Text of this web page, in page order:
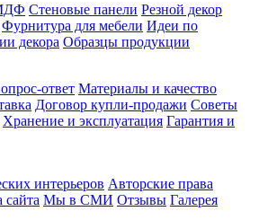
Стеновые панели Резной декор
Фурнитура для мебели Идеи по
декора Образцы продукции
ответ Материалы и качество
Договор купли-продажи Советы
Хранение и эксплуатация Гарантия и
интерьеров Авторские права
сайта Мы в СМИ Отзывы Галерея